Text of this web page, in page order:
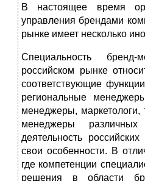
В настоящее время
управления брендами
рынке имеет несколько
Специальность
российском рынке
соответствующие
региональные
менеджеры, маркетологи,
менеджеры
деятельность
свои особенности. В
где компетенции
решения в области